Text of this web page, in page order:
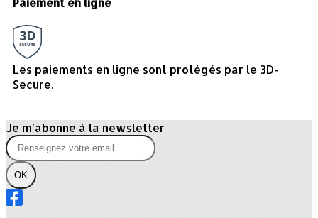
Les paiements en ligne sont protégés par le 3D-
Secure.
Je m'abonne à la newsletter
OK